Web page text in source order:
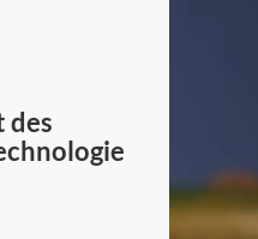
des